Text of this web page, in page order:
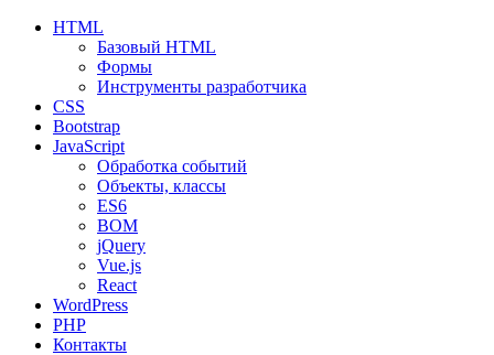
HTML
Базовый HTML
Формы
Инструменты разработчика
CSS
Bootstrap
JavaScript
Обработка событий
Объекты, классы
ES6
BOM
jQuery
Vue.js
React
WordPress
PHP
Контакты